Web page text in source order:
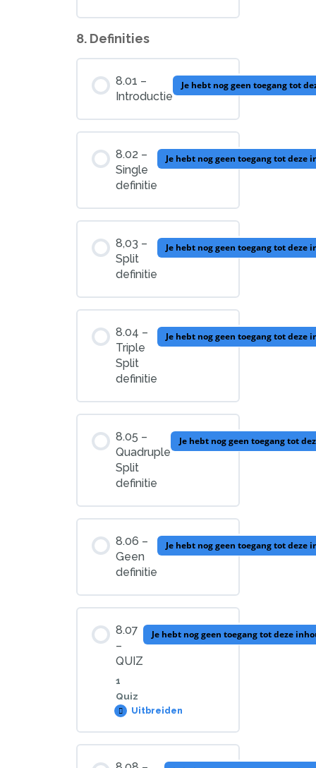
8. Definities
8.01 –
Introductie
Je hebt nog geen toegang tot
8.02 –
Single
definitie
Je hebt nog geen toegang tot deze
8,03 –
Split
definitie
Je hebt nog geen toegang tot deze
8.04 –
Triple
Split
definitie
Je hebt nog geen toegang tot deze
8.05 –
Quadruple
Split
definitie
Je hebt nog geen toegang tot
8.06 –
Geen
definitie
Je hebt nog geen toegang tot deze
8.07
–
QUIZ
1
Quiz
Je hebt nog geen toegang tot deze
Uitbreiden
8.07
QUIZ